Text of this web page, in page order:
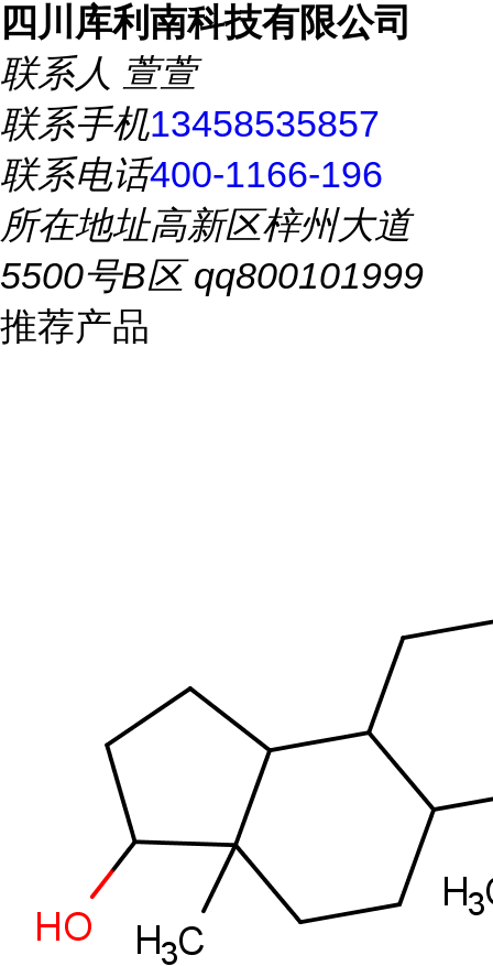
四川库利南科技有限公司
联系人 萱萱
联系手机13458535857
联系电话400-1166-196
所在地址高新区梓州大道
5500号B区 qq800101999
推荐产品